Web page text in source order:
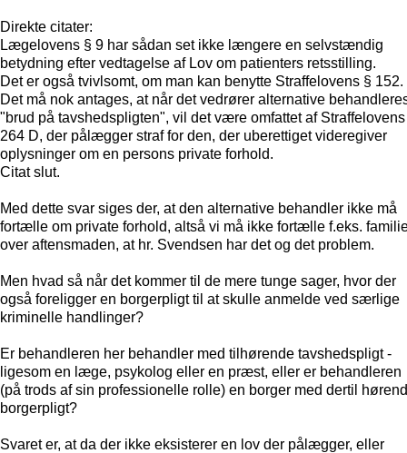
Direkte citater:
Lægelovens § 9 har sådan set ikke længere en selvstændig
betydning efter vedtagelse af Lov om patienters retsstilling.
Det er også tvivlsomt, om man kan benytte Straffelovens § 152.
Det må nok antages, at når det vedrører alternative
"brud på tavshedspligten", vil det være omfattet af
264 D, der pålægger straf for den, der uberettiget videregiver
oplysninger om en persons private forhold.
Citat slut.
Med dette svar siges der, at den alternative behandler ikke må
fortælle om private forhold, altså vi må ikke fortælle f.eks.
over aftensmaden, at hr. Svendsen har det og det problem.
Men hvad så når det kommer til de mere tunge sager, hvor der
også foreligger en borgerpligt til at skulle anmelde ved særlige
kriminelle handlinger?
Er behandleren her behandler med tilhørende tavshedspligt -
ligesom en læge, psykolog eller en præst, eller er behandleren
(på trods af sin professionelle rolle) en borger med dertil
borgerpligt?
Svaret er, at da der ikke eksisterer en lov der pålægger, eller